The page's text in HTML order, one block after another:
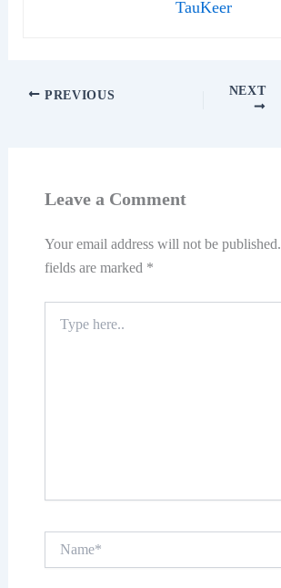
TauKeer
PREVIOUS NEXT
Leave a Comment
Your email address will not be published.
fields are marked *
here..